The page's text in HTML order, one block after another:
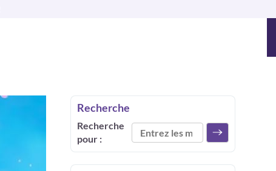
Recherche
Recherche
pour :